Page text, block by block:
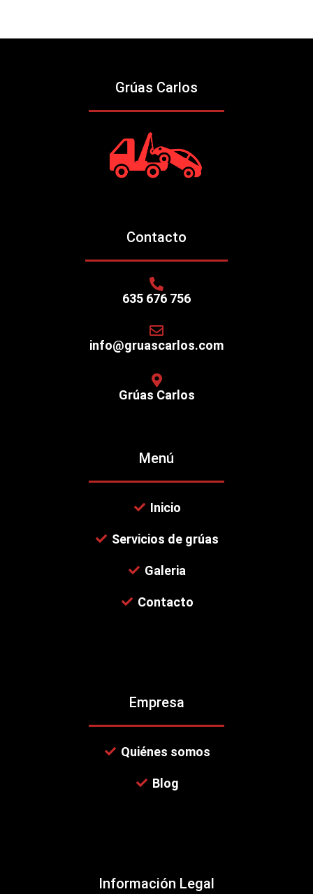
Grúas Carlos
Contacto
635 676 756
info@gruascarlos.com
Grúas Carlos
Menú
Inicio
Servicios de grúas
Galeria
Contacto
Empresa
Quiénes somos
Blog
Información Legal